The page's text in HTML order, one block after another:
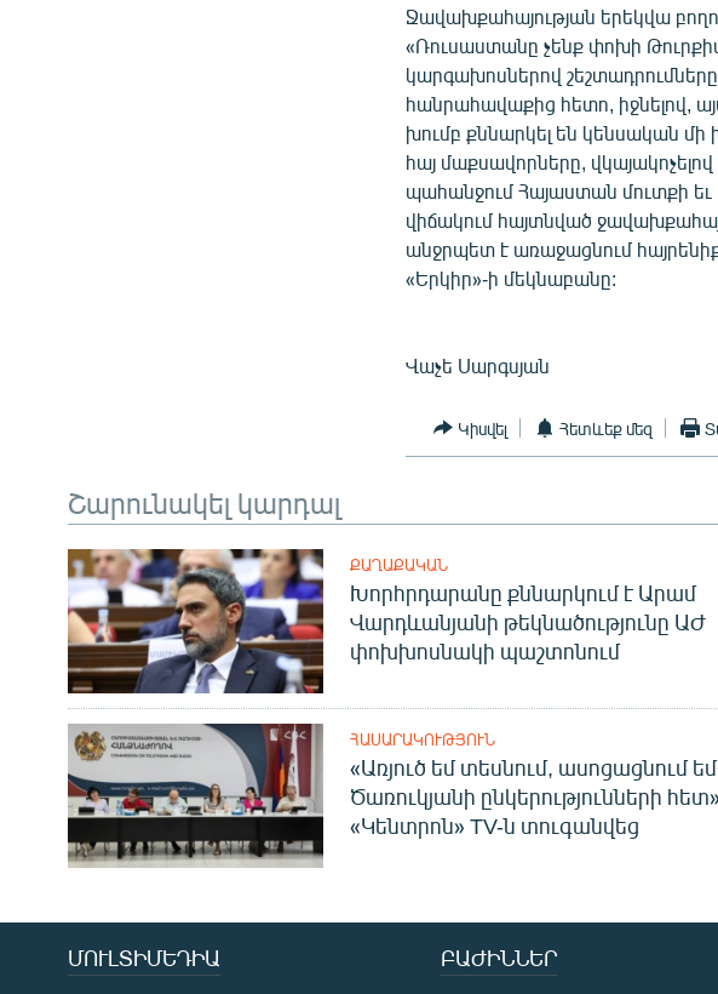
Ջավախքահայության երեկվա
«Ռուսաստանը չենք փոխի
կարգախոսներով
հանրահավաքից հետո, իջնելով,
խումբ քննարկել են կենսական
հայ մաքսավորները,
պահանջում Հայաստան մուտքի
վիճակում հայտնված
անջրպետ է առաջացնում
«Երկիր»-ի մեկնաբանը:
Վաչե Սարգսյան
Կիսվել Հետևեք մեզ
Շարունակել կարդալ
ՔԱՂԱՔԱԿԱՆ
Խորհրդարանը քննարկում է Արամ
Վարդևանյանի թեկնածությունը ԱԺ
փոխխոսնակի պաշտոնում
ՀԱՍԱՐԱԿՈՒԹՅՈՒՆ
«Առյուծ եմ տեսնում, ասոցացնում եմ
Ծառուկյանի ընկերությունների
«Կենտրոն» TV-ն տուգանվեց
ՄՈՒԼՏԻՄԵԴԻԱ ԲԱԺԻՆՆԵՐ